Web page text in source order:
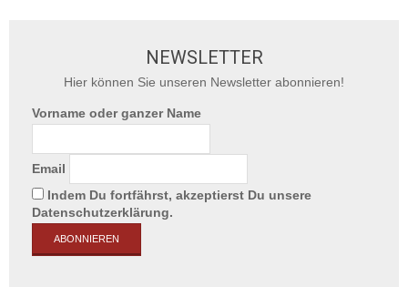
NEWSLETTER
Hier können Sie unseren Newsletter abonnieren!
Vorname oder ganzer Name
Email
Indem Du fortfährst, akzeptierst Du unsere
Datenschutzerklärung.